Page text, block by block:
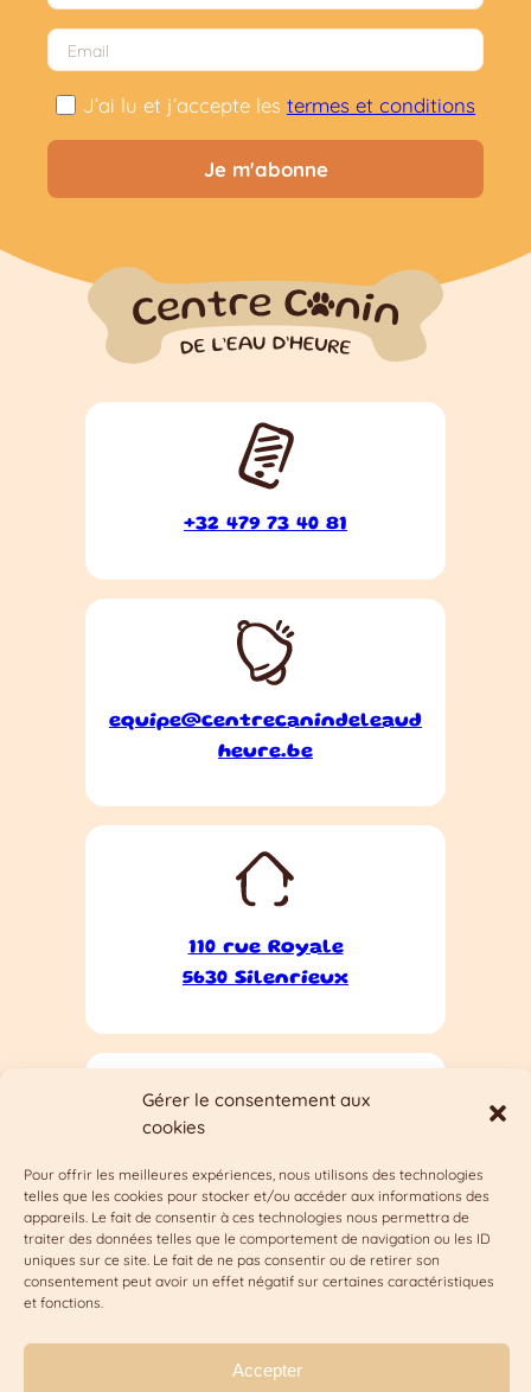
Gérer le consentement aux
cookies
Pour offrir les meilleures expériences, nous utilisons des technologies
telles que les cookies pour stocker et/ou accéder aux informations des
appareils. Le fait de consentir à ces technologies nous permettra de
traiter des données telles que le comportement de navigation ou les ID
uniques sur ce site. Le fait de ne pas consentir ou de retirer son
consentement peut avoir un effet négatif sur certaines caractéristiques
et fonctions.
Accepter
J’ai lu et j’accepte lestermes et conditions
+32 479 73 40 81
equipe@centrecanindeleaud
heure.be
110 rue Royale
5630 Silenrieux
Lundi au dimanche sur
rendez-vous
légales